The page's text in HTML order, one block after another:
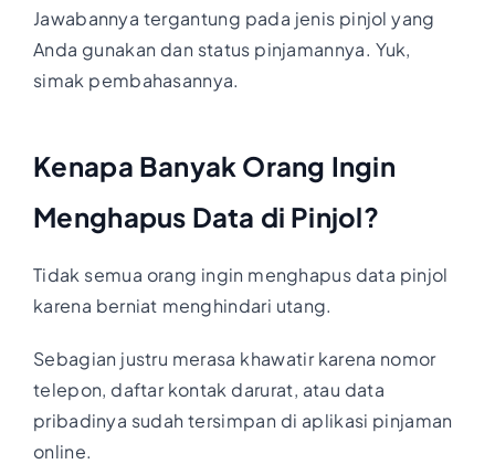
Jawabannya tergantung pada jenis pinjol yang
Anda gunakan dan status pinjamannya. Yuk,
simak pembahasannya.
Kenapa Banyak Orang Ingin
Menghapus Data di Pinjol?
Tidak semua orang ingin menghapus data pinjol
karena berniat menghindari utang.
Sebagian justru merasa khawatir karena nomor
telepon, daftar kontak darurat, atau data
pribadinya sudah tersimpan di aplikasi pinjaman
online.